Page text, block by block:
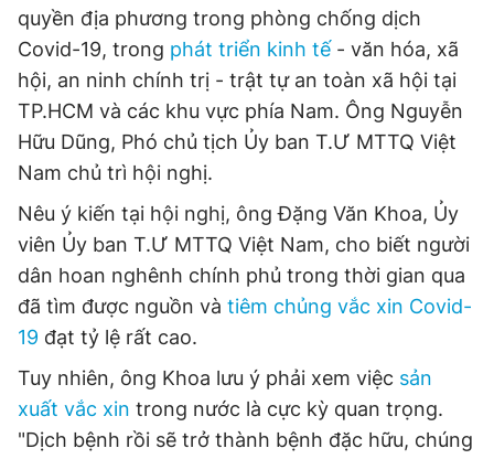
Đọc Thanh Niên trên điện thoại
Theo dõi báo trên
Hotline
0906 645 777
Liên hệ quảng cáo
0908 780 404
Quảng cáo Tòa soạn
Phó tổng biên tập thường trực: Hải Thành
Phó tổng biên tập: Lâm Hiếu Dũng
Phó tổng biên tập: Trần Việt Hưng
Tổng thư ký tòa soạn: Đức Trung
quyền địa phương trong phòng chống dịch
Covid-19, trong phát triển kinh tế - văn hóa, xã
hội, an ninh chính trị - trật tự an toàn xã hội tại
TP.HCM và các khu vực phía Nam. Ông Nguyễn
Hữu Dũng, Phó chủ tịch Ủy ban T.Ư MTTQ Việt
Nam chủ trì hội nghị.
Nêu ý kiến tại hội nghị, ông Đặng Văn Khoa, Ủy
viên Ủy ban T.Ư MTTQ Việt Nam, cho biết người
dân hoan nghênh chính phủ trong thời gian qua
đã tìm được nguồn và tiêm chủng vắc xin Covid-
19 đạt tỷ lệ rất cao.
Tuy nhiên, ông Khoa lưu ý phải xem việc sản
xuất vắc xin trong nước là cực kỳ quan trọng.
"Dịch bệnh rồi sẽ trở thành bệnh đặc hữu, chúng